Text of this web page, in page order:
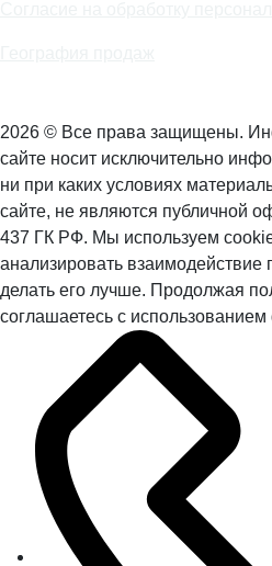
2026 © Все права защищены.
сайте носит исключительно
ни при каких условиях
сайте, не являются публичной
437 ГК РФ. Мы используем
анализировать взаимодействие
делать его лучше. Продолжая
соглашаетесь с